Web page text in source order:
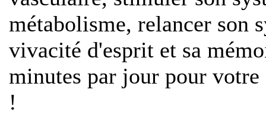
métabolisme, relancer son
vivacité d'esprit et sa
minutes par jour pour
!